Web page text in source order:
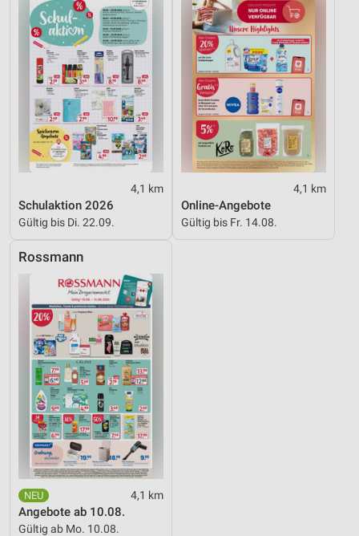
4,1 km
Schulaktion 2026
Gültig bis Di. 22.09.
4,1 km
Online-Angebote
Gültig bis Fr. 14.08.
Rossmann
4,1 km
Angebote ab 10.08.
Gültig ab Mo. 10.08.
Werbung